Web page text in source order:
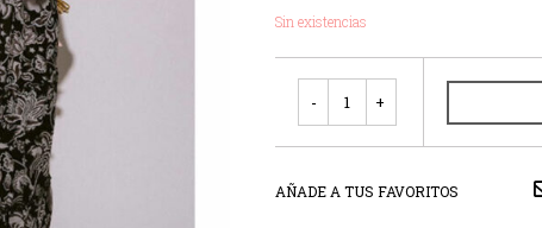
Sin existencias
AÑADE A TUS FAVORITOS